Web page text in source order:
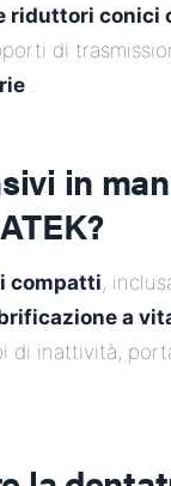
riduttori conici
di
.
in
compatti,
a
di inattività,